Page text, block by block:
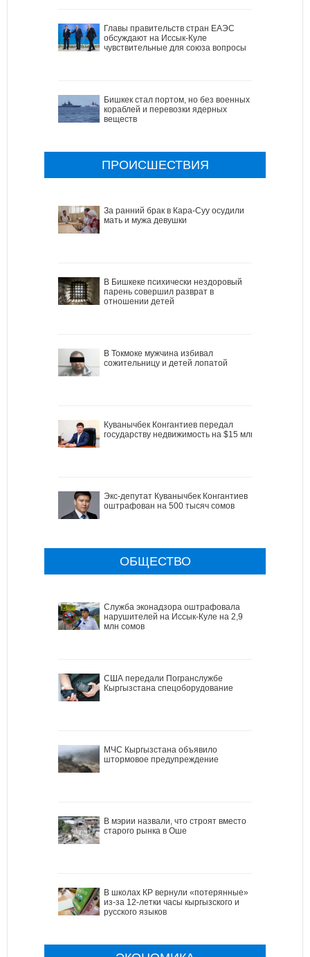
Главы правительств стран ЕАЭС
обсуждают на Иссык-Куле
чувствительные для союза вопросы
Бишкек стал портом, но без военных
кораблей и перевозки ядерных
веществ
ПРОИСШЕСТВИЯ
За ранний брак в Кара-Суу осудили
мать и мужа девушки
В Бишкеке психически нездоровый
парень совершил разврат в
отношении детей
В Токмоке мужчина избивал
сожительницу и детей лопатой
Куванычбек Конгантиев передал
государству недвижимость на $15 млн
Экс-депутат Куванычбек Конгантиев
оштрафован на 500 тысяч сомов
ОБЩЕСТВО
Служба эконадзора оштрафовала
нарушителей на Иссык-Куле на 2,9
млн сомов
США передали Погранслужбе
Кыргызстана спецоборудование
МЧС Кыргызстана объявило
штормовое предупреждение
В мэрии назвали, что строят вместо
старого рынка в Оше
В школах КР вернули «потерянные»
из-за 12-летки часы кыргызского и
русского языков